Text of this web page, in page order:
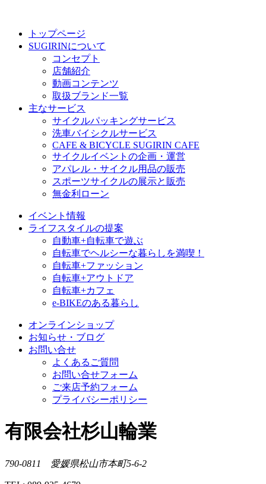
トップページ
SUGIRINについて
コンセプト
店舗紹介
動画コンテンツ
取扱ブランド一覧
主なサービス
サイクルパッキングサービス
洗車バイシクルサービス
CAFE & BICYCLE SUGIRIN CAFE
サイクルイベントの企画・運営
アパレル・サイクル用品の販売
スポーツサイクルの展示と販売
無金利ローン
イベント情報
ライフスタイルの提案
自動車+自転車で遊ぶ
自転車でヘルシーな暮らしを満喫！
自転車+ファッション
自転車+アウトドア
自転車+カフェ
e-BIKEのある暮らし
オンラインショップ
お知らせ・ブログ
お問い合せ
よくあるご質問
お問い合せフォーム
ご来店予約フォーム
プライバシーポリシー
有限会社杉山輪業
790-0811 愛媛県松山市本町5-6-2